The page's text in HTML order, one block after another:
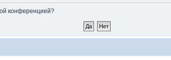
конференцией?